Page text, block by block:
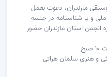
مازندران، دعوت بعمل
و یا شناسنامه در جلسه
انجمن استان مازندران حضور
و هنری سلمان هراتی